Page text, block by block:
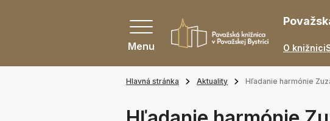
Menu O knižnici
Hlavná stránka Aktuality Hľadanie harmónie